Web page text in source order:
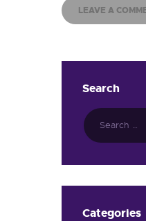
Search
Categories